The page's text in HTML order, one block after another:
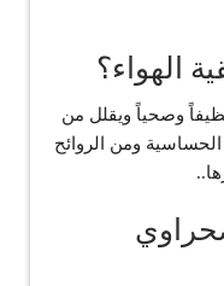
الهواء؟
نظيفاً وصحياً ويقلل من
ومن الروائح